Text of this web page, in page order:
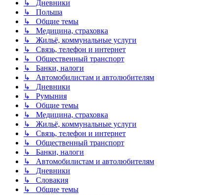
↳ Дневники
↳ Польша
↳ Общие темы
↳ Медицина, страховка
↳ Жильё, коммунальные услуги
↳ Связь, телефон и интернет
↳ Общественный транспорт
↳ Банки, налоги
↳ Автомобилистам и автолюбителям
↳ Дневники
↳ Румыния
↳ Общие темы
↳ Медицина, страховка
↳ Жильё, коммунальные услуги
↳ Связь, телефон и интернет
↳ Общественный транспорт
↳ Банки, налоги
↳ Автомобилистам и автолюбителям
↳ Дневники
↳ Словакия
↳ Общие темы